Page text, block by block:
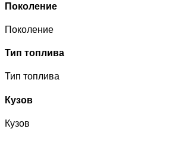
Поколение
Поколение
Тип топлива
Тип топлива
Кузов
Кузов